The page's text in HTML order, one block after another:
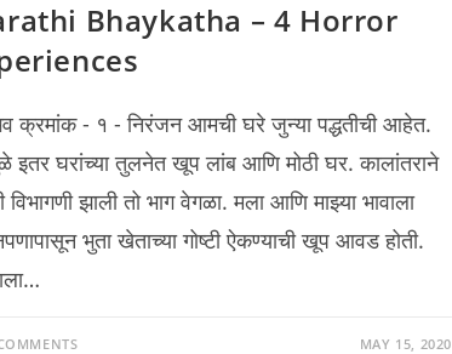
Bhaykatha – 4 Horror
क्रमांक - १ - निरंजन आमची घरे जुन्या पद्धतीची आहेत.
इतर घरांच्या तुलनेत खूप लांब आणि मोठी घर. कालांतराने
विभागणी झाली तो भाग वेगळा. मला आणि माझ्या भावाला
भुता खेताच्या गोष्टी ऐकण्याची खूप आवड होती.
MAY 15, 2020